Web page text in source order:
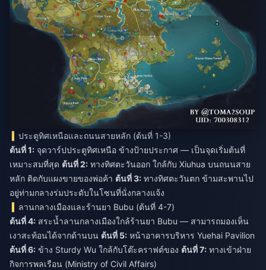
ประตูทิศเหนือและถนนสายหลัก (ต้นที่ 1-3)
ต้นที่ 1: จุดวาร์ปประตูทิศเหนือ ข้างป้ายประกาศ — เป็นจุดเริ่มต้นที่
เหมาะสมที่สุด ต้นที่ 2: ทางทิศตะวันออก ใกล้กับ Xiuhua บนถนนสาย
หลัก ติดกับแผงขายของพ่อค้า ต้นที่ 3: ทางทิศตะวันตก ข้ามสะพานไป
อยู่ท่ามกลางร่มประดับในโซนที่นั่งกลางแจ้ง
ลานกลางเมืองและร้านยา Bubu (ต้นที่ 4-7)
ต้นที่ 4: สระน้ำลานกลางเมืองใกล้ร้านยา Bubu — สามารถมองเห็น
เงาสะท้อนได้จากด้านบน ต้นที่ 5: หน้าอาคารบริหาร Yuehai Pavilion
ต้นที่ 6: ข้าง Sturdy Wu ใกล้กับโต๊ะคราฟต์ของ ต้นที่ 7: ทางเข้าฝ่าย
กิจการพลเรือน (Ministry of Civil Affairs)